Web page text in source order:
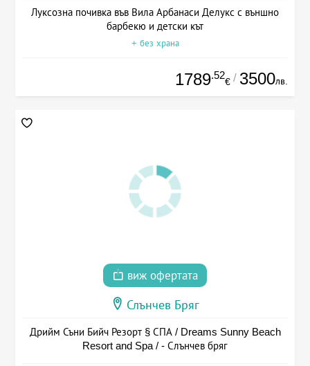
Луксозна почивка във Вила Арбанаси Делукс с външно
барбекю и детски кът
+ без храна
1789.52
€ / 3500лв.
виж офертата
Слънчев Бряг
Дрийм Съни Бийч Резорт § СПА / Dreams Sunny Beach
Resort and Spa / - Слънчев бряг